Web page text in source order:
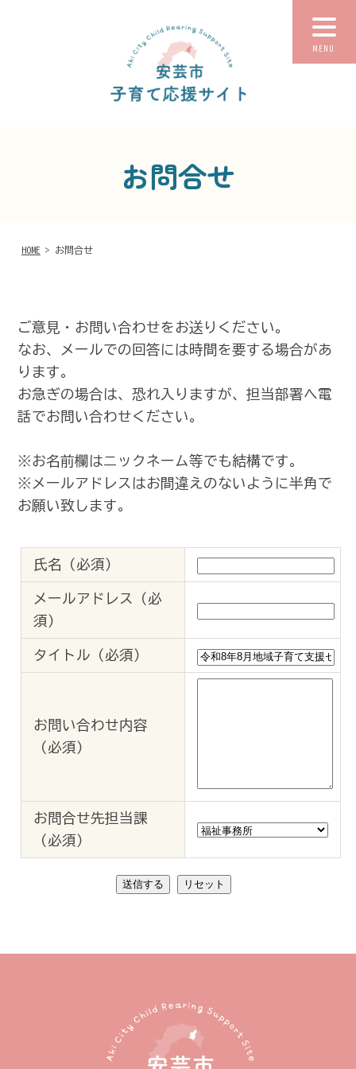
MENU
お問合せ
HOME > お問合せ
ご意見・お問い合わせをお送りください。
なお、メールでの回答には時間を要する場合があ
ります。
お急ぎの場合は、恐れ入りますが、担当部署へ電
話でお問い合わせください。
※お名前欄はニックネーム等でも結構です。
※メールアドレスはお間違えのないように半角で
お願い致します。
氏名（必須）
メールアドレス（必
須）
タイトル（必須）
お問い合わせ内容
（必須）
お問合せ先担当課
（必須）